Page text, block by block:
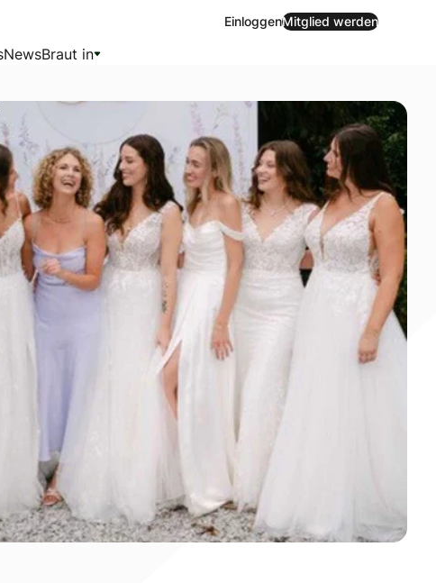
EinloggenMitglied werden
NewsBraut in
Die prachtvolle „Villa Lindström“ vereint